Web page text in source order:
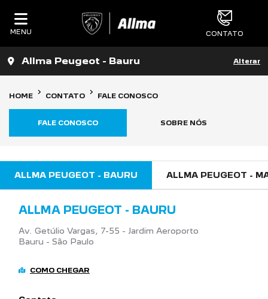
MENU CONTATO
Allma Peugeot - Bauru Alterar
HOME CONTATO FALE CONOSCO
SOBRE NÓS
FALE CONOSCO
ALLMA PEUGEOT - BAURU ALLMA PEUGEOT -
ALLMA PEUGEOT - BAURU
Av. Getúlio Vargas, 7-55 - Jardim Aeroporto
Bauru - São Paulo
COMO CHEGAR